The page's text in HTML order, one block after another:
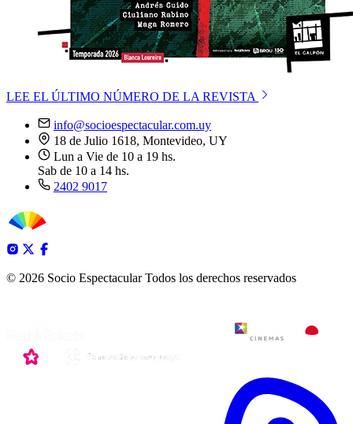
LEE EL ÚLTIMO NÚMERO DE LA REVISTA
info@socioespectacular.com.uy
18 de Julio 1618, Montevideo, UY
Lun a Vie de 10 a 19 hs.
Sab de 10 a 14 hs.
2402 9017
© 2026 Socio Espectacular Todos los derechos reservados